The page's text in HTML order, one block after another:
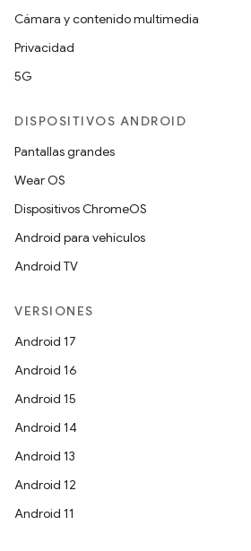
Cámara y contenido multimedia
Privacidad
5G
DISPOSITIVOS ANDROID
Pantallas grandes
Wear OS
Dispositivos ChromeOS
Android para vehículos
Android TV
VERSIONES
Android 17
Android 16
Android 15
Android 14
Android 13
Android 12
Android 11